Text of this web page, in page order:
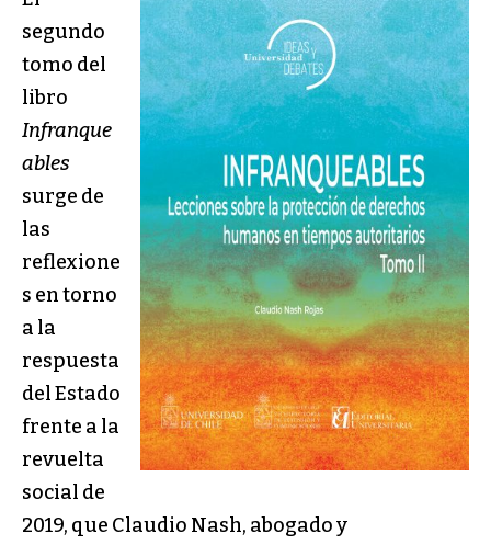
segundo
tomo del
libro
Infranque
ables
surge de
las
reflexione
s en torno
a la
respuesta
del Estado
frente a la
revuelta
social de
2019, que Claudio Nash, abogado y